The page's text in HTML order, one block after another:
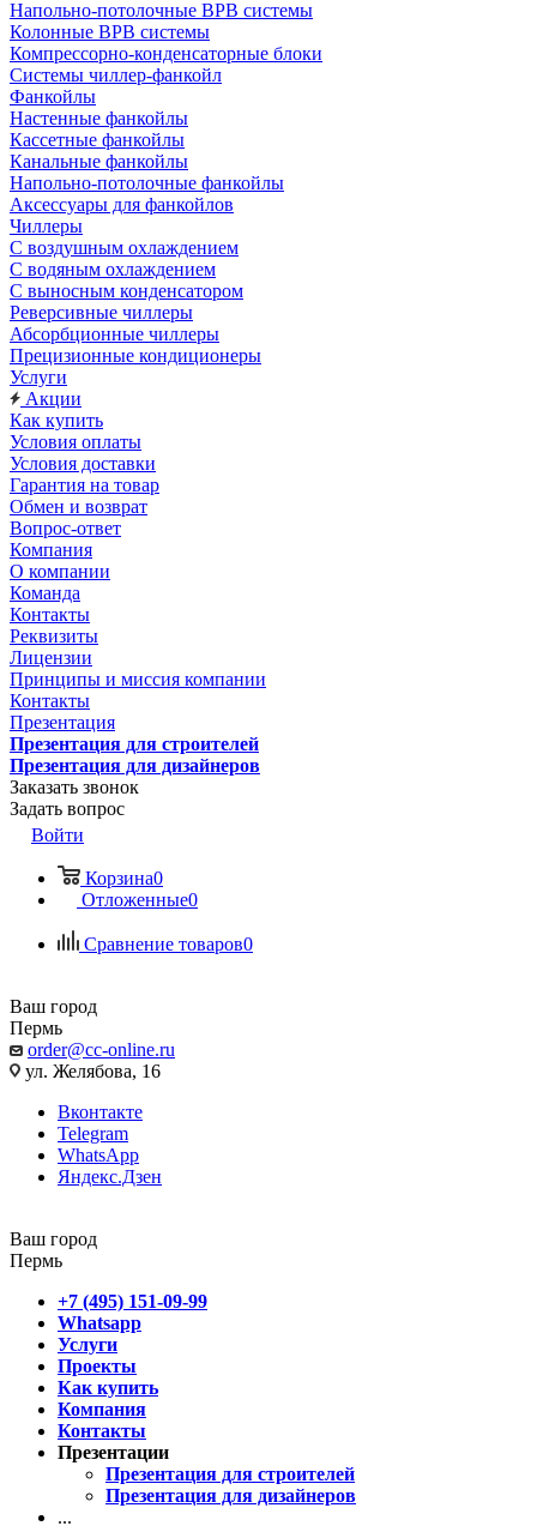
Напольно-потолочные ВРВ системы
Колонные ВРВ системы
Компрессорно-конденсаторные блоки
Системы чиллер-фанкойл
Фанкойлы
Настенные фанкойлы
Кассетные фанкойлы
Канальные фанкойлы
Напольно-потолочные фанкойлы
Аксессуары для фанкойлов
Чиллеры
С воздушным охлаждением
С водяным охлаждением
С выносным конденсатором
Реверсивные чиллеры
Абсорбционные чиллеры
Прецизионные кондиционеры
Услуги
Акции
Как купить
Условия оплаты
Условия доставки
Гарантия на товар
Обмен и возврат
Вопрос-ответ
Компания
О компании
Команда
Контакты
Реквизиты
Лицензии
Принципы и миссия компании
Контакты
Презентация
Презентация для строителей
Презентация для дизайнеров
Заказать звонок
Задать вопрос
Войти
Корзина0
Отложенные0
Сравнение товаров0
Ваш город
Пермь
order@cc-online.ru
ул. Желябова, 16
Вконтакте
Telegram
WhatsApp
Яндекс.Дзен
Ваш город
Пермь
+7 (495) 151-09-99
Whatsapp
Услуги
Проекты
Как купить
Компания
Контакты
Презентации
Презентация для строителей
Презентация для дизайнеров
...